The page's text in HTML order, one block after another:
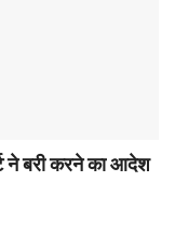
ने बरी करने का आदेश